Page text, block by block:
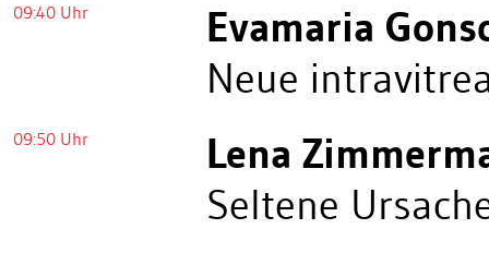
09:40 Uhr
Evamaria
Neue
09:50 Uhr
Lena
Seltene